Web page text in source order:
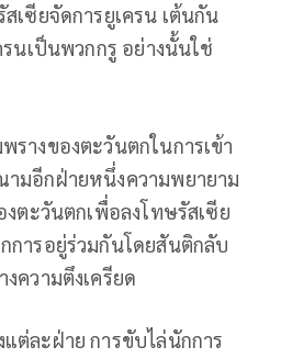
เซียจัดการยูเครน เต้นกัน
รนเป็นพวกกรู อย่างนั้นใช่
รางของตะวันตกในการเข้า
มอีกฝ่ายหนึ่งความพยายาม
งตะวันตกเพื่อลงโทษรัสเซีย
การอยู่ร่วมกันโดยสันติกลับ
ความตึงเครียด
ต่ละฝ่าย การขับไล่นักการ